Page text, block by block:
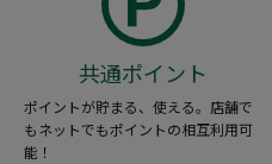
共通ポイント
ポイントが貯まる、使える。店舗で
もネットでもポイントの相互利用可
能！